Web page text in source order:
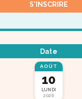
S'INSCRIRE
Date
AOÛT
10
LUNDI
2026